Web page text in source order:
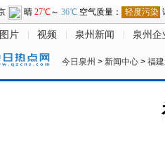
图片 视频 泉州新闻 泉州企
今日泉州 > 新闻中心 > 福